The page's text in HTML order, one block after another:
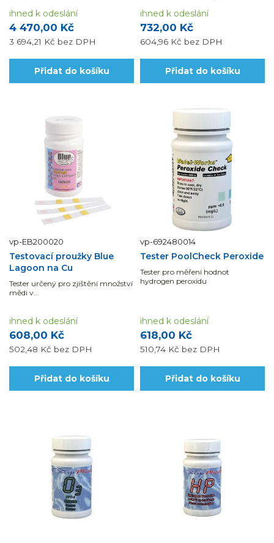
4 470,00 Kč
3 694,21 Kč bez DPH
ihned k odeslání
Přidat do košíku
rychlost, náročnost měření i režim
zobrazení výsledků.
732,00 Kč
604,96 Kč bez DPH
ihned k odeslání
Přidat do košíku
vp-EB200020
Testovací proužky Blue
Lagoon na Cu
Tester určený pro zjištění množství
mědi v...
608,00 Kč
502,48 Kč bez DPH
ihned k odeslání
Přidat do košíku
vp-692480014
Tester PoolCheck Peroxide
Tester pro měření hodnot
hydrogen peroxidu
618,00 Kč
510,74 Kč bez DPH
ihned k odeslání
Přidat do košíku